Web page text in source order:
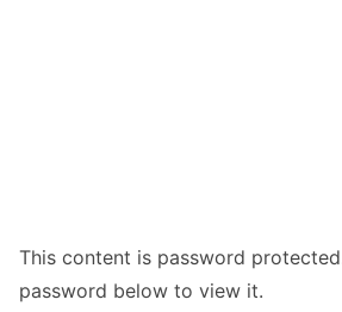
This content is password
password below to view it.